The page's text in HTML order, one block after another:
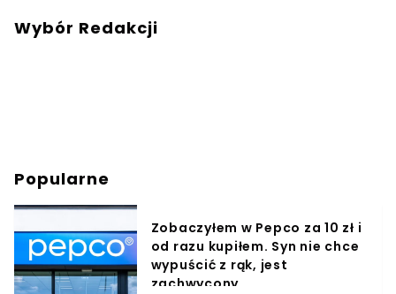
Wybór Redakcji
Popularne
Zobaczyłem w Pepco za 10 zł i
od razu kupiłem. Syn nie chce
wypuścić z rąk, jest
zachwycony